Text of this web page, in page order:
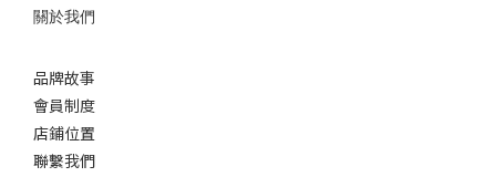
關於我們
品牌故事
會員制度
店鋪位置
聯繫我們